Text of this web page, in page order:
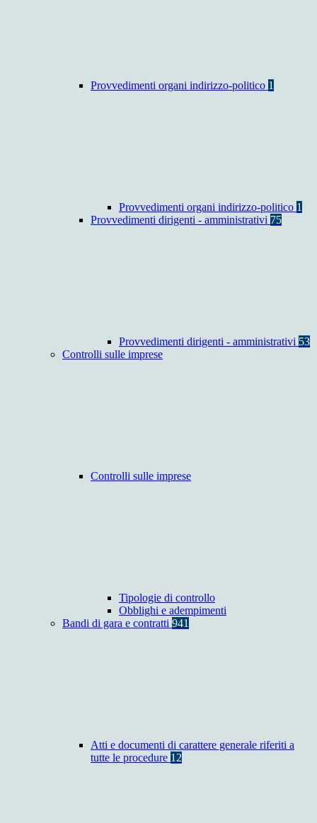
Provvedimenti organi indirizzo-politico 1
Provvedimenti organi indirizzo-politico 1
Provvedimenti dirigenti - amministrativi 75
Provvedimenti dirigenti - amministrativi 53
Controlli sulle imprese
Controlli sulle imprese
Tipologie di controllo
Obblighi e adempimenti
Bandi di gara e contratti 941
Atti e documenti di carattere generale riferiti a
tutte le procedure 12